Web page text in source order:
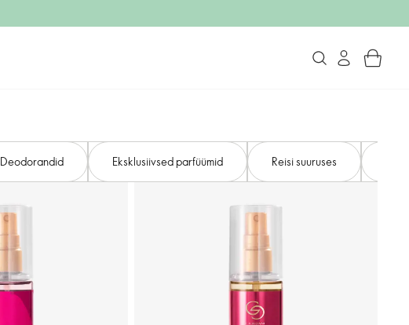
Deodorandid Eksklusiivsed parfüümid Reisi suuruses